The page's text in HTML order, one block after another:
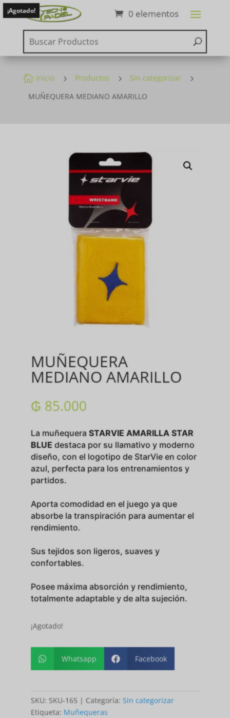
0 elementos
¡Agotado!
 Inicio 5 Productos 5 Sin categorizar 5
MUÑEQUERA MEDIANO AMARILLO
MUÑEQUERA
MEDIANO AMARILLO
₲ 85.000
La muñequeraSTARVIE AMARILLA STAR
BLUE destaca por su llamativo y moderno
diseño, con el logotipo de StarVie en color
azul, perfecta para los entrenamientos y
partidos.
Aporta comodidad en el juego ya que
absorbe la transpiración para aumentar el
rendimiento.
Sus tejidos son ligeros, suaves y
confortables.
Posee máxima absorción y rendimiento,
totalmente adaptable y de alta sujeción.
¡Agotado!
 Whatsapp  Facebook
SKU: SKU-165 Categoría: Sin categorizar
Etiqueta: Muñequeras